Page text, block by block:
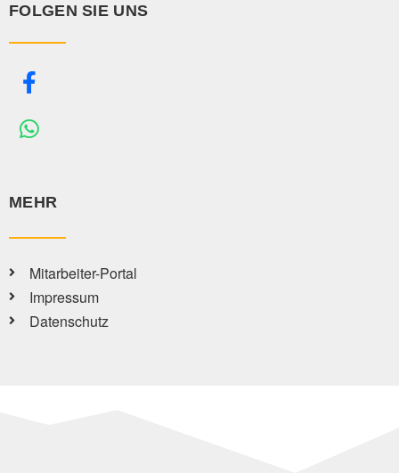
FOLGEN SIE UNS
MEHR
Mitarbeiter-Portal
Impressum
Datenschutz